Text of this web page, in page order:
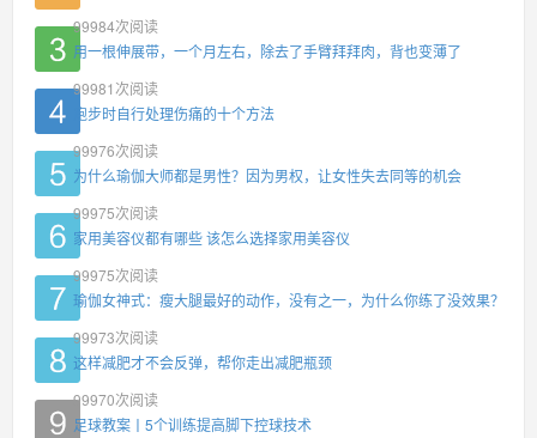
99984次阅读
用一根伸展带，一个月左右，除去了手臂拜拜肉，背也变薄了
99981 次阅读
跑步时自行处理伤痛的十个方法
99976次阅读
为什么瑜伽大师都是男性？因为男权，让女性失去同等的机会
99975次阅读
家用美容仪都有哪些 该怎么选择家用美容仪
99975次阅读
瑜伽女神式：瘦大腿最好的动作，没有之一，为什么你练了没效果？
99973次阅读
这样减肥才不会反弹，帮你走出减肥瓶颈
99970次阅读
足球教案丨5个训练提高脚下控球技术